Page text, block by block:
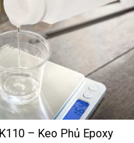
K110 – Keo Phủ Epoxy